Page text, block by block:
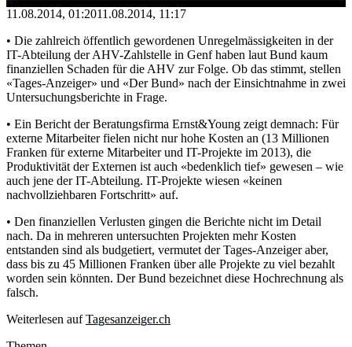
11.08.2014, 01:2011.08.2014, 11:17
• Die zahlreich öffentlich gewordenen Unregelmässigkeiten in der
IT-Abteilung der AHV-Zahlstelle in Genf haben laut Bund kaum
finanziellen Schaden für die AHV zur Folge. Ob das stimmt, stellen
«Tages-Anzeiger» und «Der Bund» nach der Einsichtnahme in zwei
Untersuchungsberichte in Frage.
• Ein Bericht der Beratungsfirma Ernst&Young zeigt demnach: Für
externe Mitarbeiter fielen nicht nur hohe Kosten an (13 Millionen
Franken für externe Mitarbeiter und IT-Projekte im 2013), die
Produktivität der Externen ist auch «bedenklich tief» gewesen – wie
auch jene der IT-Abteilung. IT-Projekte wiesen «keinen
nachvollziehbaren Fortschritt» auf.
• Den finanziellen Verlusten gingen die Berichte nicht im Detail
nach. Da in mehreren untersuchten Projekten mehr Kosten
entstanden sind als budgetiert, vermutet der Tages-Anzeiger aber,
dass bis zu 45 Millionen Franken über alle Projekte zu viel bezahlt
worden sein könnten. Der Bund bezeichnet diese Hochrechnung als
falsch.
Weiterlesen aufTagesanzeiger.ch